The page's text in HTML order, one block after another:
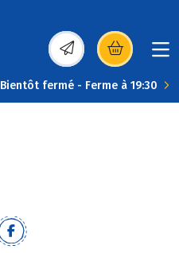
(s’ouvre dans une
Bientôt fermé - Ferme à 19:30